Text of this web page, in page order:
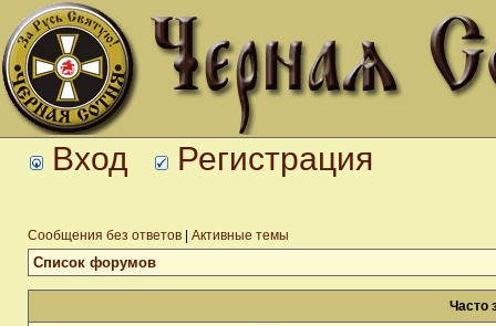
Вход Регистрация
Сообщения без ответов Активные темы
Список форумов
Часто